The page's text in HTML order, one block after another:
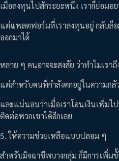
เมื่อลงทุนไปสักระยะหนึ่ง เราก็ย่อมอ
แต่แพลตฟอร์มที่เราลงทุนอยู่ กลับล็อก
ออกมาได้
หลาย ๆ คนอาจจะสงสัย ว่าทำไมเรา
แต่สำหรับคนที่กำลังตกอยู่ในความกลั
และแน่นอนว่าเมื่อเราโอนเงินเพิ่ม
ติดต่อพวกเขาได้อีกเลย
5. ให้ความช่วยเหลือแบบปลอม ๆ
สำหรับมิจฉาชีพบางกลุ่ม ก็มีการเพิ่ม